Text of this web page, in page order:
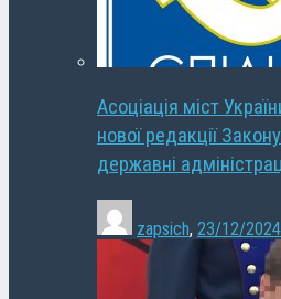
Асоціація міст
нової редакції
державні
zapsich, 23/12/2024